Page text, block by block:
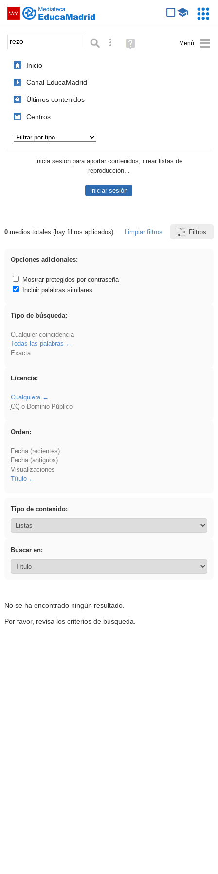
Saltar navegación
Palabra o frase: Búsqueda avanzada
Ayuda
(en
Inicio
Canal EducaMadrid
Últimos contenidos
Centros
Inicia sesión para aportar contenidos, crear listas de
reproducción...
Iniciar sesión
Resultados de: rezo
0medios totales (hay filtros aplicados) Limpiar filtros Filtros
Opciones adicionales:
Mostrar protegidos por contraseña
Incluir palabras similares
Tipo de búsqueda:
Cualquier coincidencia
Todas las palabras
Exacta
Licencia:
Cualquiera
CCo Dominio Público
Orden:
Fecha (recientes)
Fecha (antiguos)
Visualizaciones
Título
Tipo de contenido:
Buscar en:
No se ha encontrado ningún resultado.
Por favor, revisa los criterios de búsqueda.